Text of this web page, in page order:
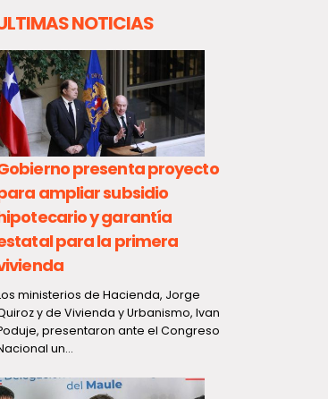
NOTICIAS
presenta proyecto
ampliar subsidio
y garantía
para la primera
ministerios de Hacienda, Jorge
y de Vivienda y Urbanismo, Ivan
presentaron ante el Congreso
un...